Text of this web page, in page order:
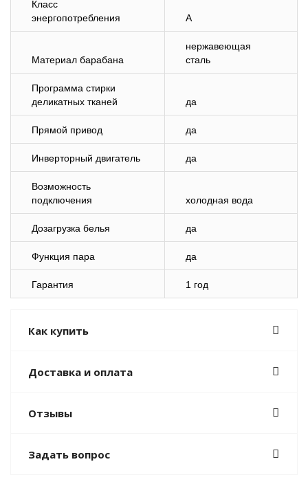
Класс
энергопотребления
A
Материал барабана
нержавеющая
сталь
Программа стирки
деликатных тканей
да
Прямой привод да
Инверторный двигатель да
Возможность
подключения
холодная вода
Дозагрузка белья да
Функция пара да
Гарантия 1 год
Как купить
Доставка и оплата
Отзывы
Задать вопрос